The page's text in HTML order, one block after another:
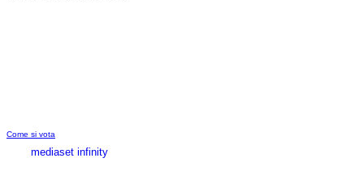
Come si vota
mediaset infinity